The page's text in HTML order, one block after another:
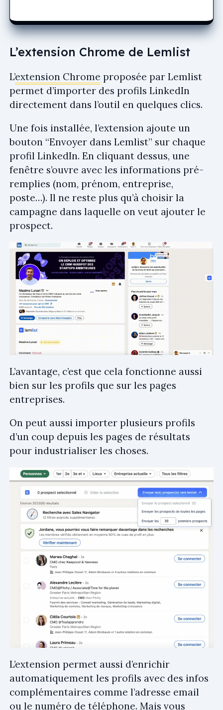
L’extension Chrome de Lemlist
L’extension Chrome proposée par Lemlist
permet d’importer des profils LinkedIn
directement dans l’outil en quelques clics.
Une fois installée, l’extension ajoute un
bouton “Envoyer dans Lemlist” sur chaque
profil LinkedIn. En cliquant dessus, une
fenêtre s’ouvre avec les informations pré-
remplies (nom, prénom, entreprise,
poste…). Il ne reste plus qu’à choisir la
campagne dans laquelle on veut ajouter le
prospect.
L’avantage, c’est que cela fonctionne aussi
bien sur les profils que sur les pages
entreprises.
On peut aussi importer plusieurs profils
d’un coup depuis les pages de résultats
pour industrialiser les choses.
L’extension permet aussi d’enrichir
automatiquement les profils avec des infos
complémentaires comme l’adresse email
ou le numéro de téléphone. Mais vous